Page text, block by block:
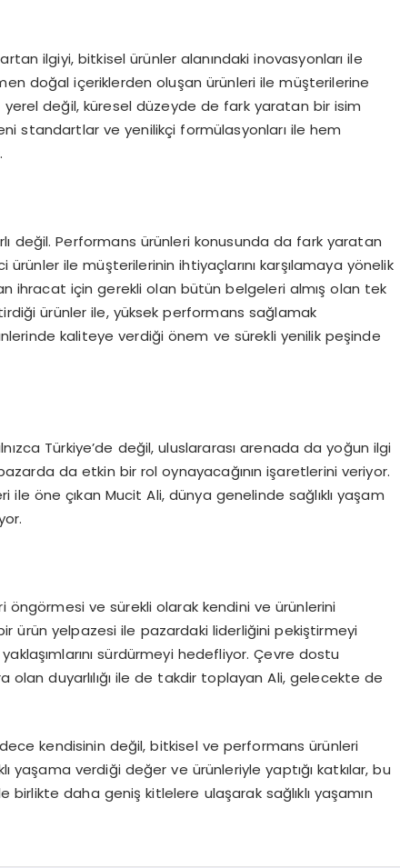
ilgiyi, bitkisel ürünler alanındaki inovasyonları ile
doğal içeriklerden oluşan ürünleri ile müşterilerine
değil, küresel düzeyde de fark yaratan bir isim
standartlar ve yenilikçi formülasyonları ile hem
değil. Performans ürünleri konusunda da fark yaratan
ürünler ile müşterilerinin ihtiyaçlarını karşılamaya yönelik
ihracat için gerekli olan bütün belgeleri almış olan tek
ürünler ile, yüksek performans sağlamak
kaliteye verdiği önem ve sürekli yenilik peşinde
Türkiye’de değil, uluslararası arenada da yoğun ilgi
da etkin bir rol oynayacağının işaretlerini veriyor.
ile öne çıkan Mucit Ali, dünya genelinde sağlıklı yaşam
öngörmesi ve sürekli olarak kendini ve ürünlerini
ürün yelpazesi ile pazardaki liderliğini pekiştirmeyi
sürdürmeyi hedefliyor. Çevre dostu
duyarlılığı ile de takdir toplayan Ali, gelecekte de
kendisinin değil, bitkisel ve performans ürünleri
yaşama verdiği değer ve ürünleriyle yaptığı katkılar, bu
daha geniş kitlelere ulaşarak sağlıklı yaşamın